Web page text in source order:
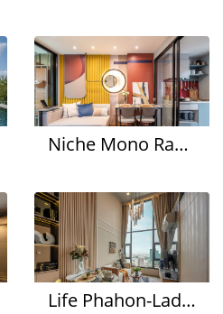
Niche Mono Rama 9
Life Phahon-Ladprao